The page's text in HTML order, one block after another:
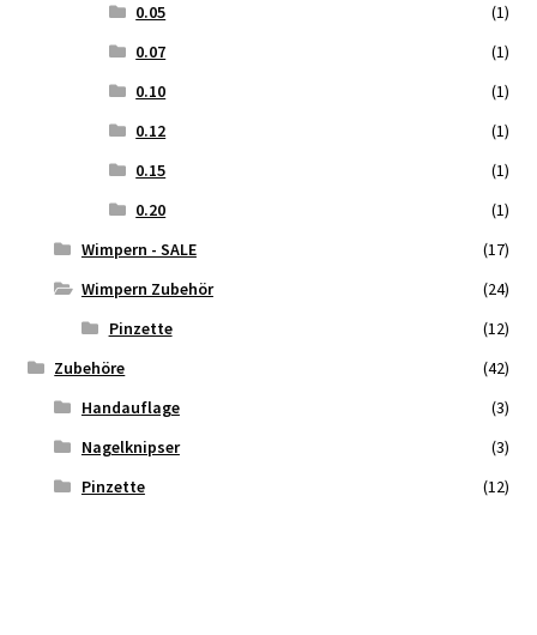
0.05
(1)
0.07
(1)
0.10
(1)
0.12
(1)
0.15
(1)
0.20
(1)
Wimpern - SALE
(17)
Wimpern Zubehör
(24)
Pinzette
(12)
Zubehöre
(42)
Handauflage
(3)
Nagelknipser
(3)
Pinzette
(12)